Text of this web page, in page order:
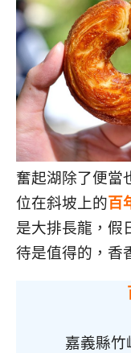
奮起湖除了便當
位在斜坡上的百
是大排長龍，假
待是值得的，香
嘉義縣竹